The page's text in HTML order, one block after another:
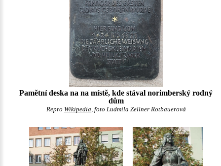
Pamětní deska na na místě, kde stával norimberský rodný
dům
Repro Wikipedia, foto Ludmila Zellner Rotbauerová